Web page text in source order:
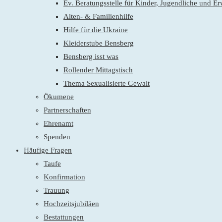
Ev. Beratungsstelle für Kinder, Jugendliche und
Alten- & Familienhilfe
Hilfe für die Ukraine
Kleiderstube Bensberg
Bensberg isst was
Rollender Mittagstisch
Thema Sexualisierte Gewalt
Ökumene
Partnerschaften
Ehrenamt
Spenden
Häufige Fragen
Taufe
Konfirmation
Trauung
Hochzeitsjubiläen
Bestattungen